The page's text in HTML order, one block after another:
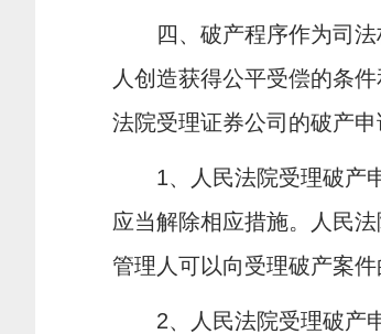
四、破产程序作为司法
人创造获得公平受偿的条
法院受理证券公司的破产
1、人民法院受理破产
应当解除相应措施。人民
管理人可以向受理破产案件
2、人民法院受理破产